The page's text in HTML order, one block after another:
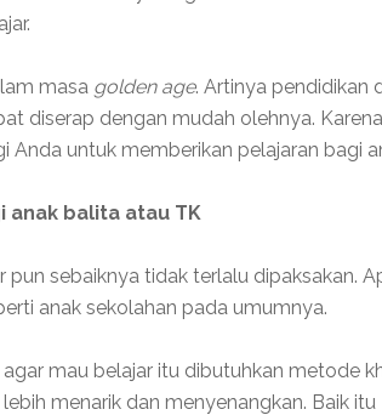
masa golden age. Artinya pendidikan
diserap dengan mudah olehnya.
untuk memberikan pelajaran bagi
balita atau TK
pun sebaiknya tidak terlalu dipaksakan.
anak sekolahan pada umumnya.
mau belajar itu dibutuhkan metode
menarik dan menyenangkan. Baik itu